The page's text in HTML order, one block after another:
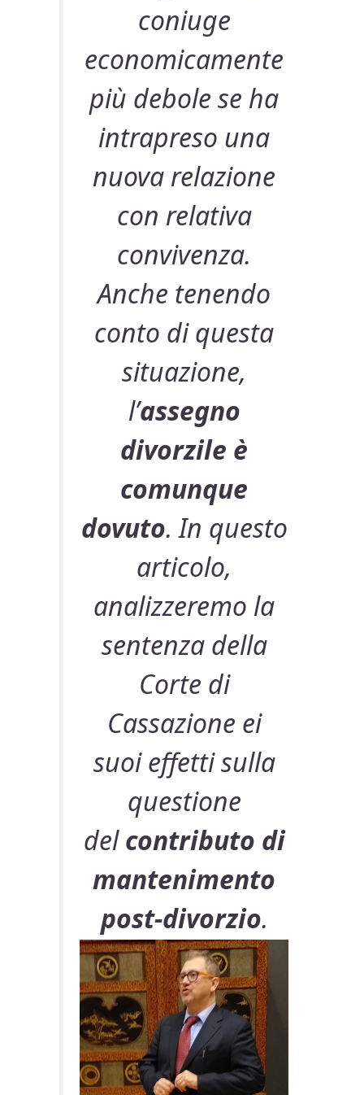
coniuge
economicamente
più debole se ha
intrapreso una
nuova relazione
con relativa
convivenza.
Anche tenendo
conto di questa
situazione,
l’assegno
divorzile è
comunque
dovuto. In questo
articolo,
analizzeremo la
sentenza della
Corte di
Cassazione ei
suoi effetti sulla
questione
delcontributo di
mantenimento
post-divorzio.